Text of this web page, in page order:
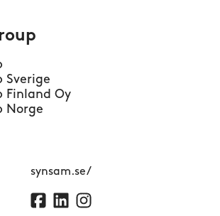
Sverige
Finland Oy
Norge
synsam.se/